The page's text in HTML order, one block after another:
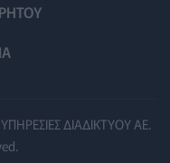
εργαζομένους
ΔΙΑΔΙΚΤΥΟΥ ΑΕ.